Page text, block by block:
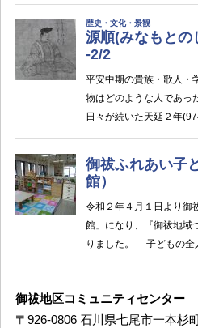
御祓地区コミュニティセンター
〒926-0806 石川県七尾市一本杉